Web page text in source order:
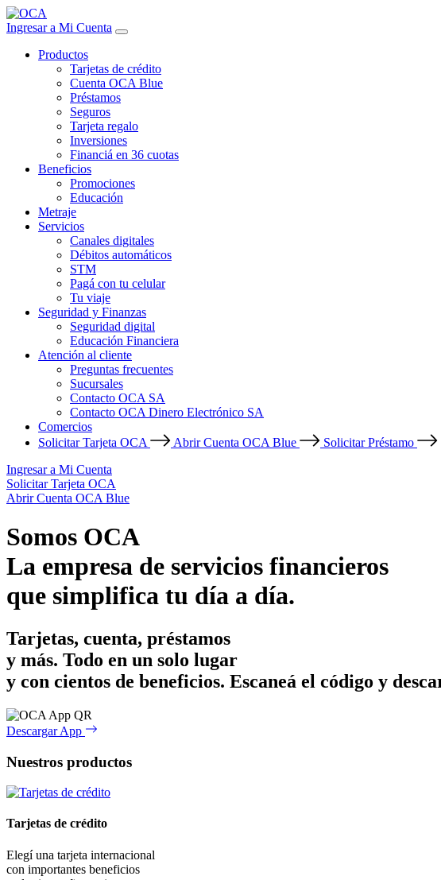
Ingresar a Mi Cuenta
Productos
Tarjetas de crédito
Cuenta OCA Blue
Préstamos
Seguros
Tarjeta regalo
Inversiones
Financiá en 36 cuotas
Beneficios
Promociones
Educación
Metraje
Servicios
Canales digitales
Débitos automáticos
STM
Pagá con tu celular
Tu viaje
Seguridad y Finanzas
Seguridad digital
Educación Financiera
Atención al cliente
Preguntas frecuentes
Sucursales
Contacto OCA SA
Contacto OCA Dinero Electrónico SA
Comercios
Solicitar Tarjeta OCA
Abrir Cuenta OCA Blue
Solicitar Préstamo
Ingresar a Mi Cuenta
Solicitar Tarjeta OCA
Abrir Cuenta OCA Blue
Somos OCA
La empresa de servicios financieros
que simplifica tu día a día.
Tarjetas, cuenta, préstamos
y más. Todo en un solo lugar
y con cientos de beneficios. Escaneá el código y
Descargar App
Nuestros productos
Tarjetas de crédito
Elegí una tarjeta internacional
con importantes beneficios